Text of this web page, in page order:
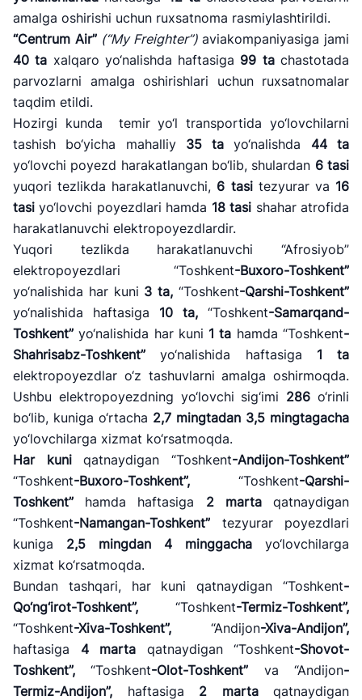
amalga oshirishi uchun ruxsatnoma rasmiylashtirildi.
“Centrum Air” (“My Freighter”) aviakompaniyasiga jami
40 ta xalqaro yo‘nalishda haftasiga 99 tachastotada
parvozlarni amalga oshirishlari uchun ruxsatnomalar
taqdim etildi.
Hozirgi kunda temir yo‘l transportida yo‘lovchilarni
tashish bo‘yicha mahalliy 35 tayo‘nalishda 44
ta
yo‘lovchi poyezd harakatlangan bo‘lib, shulardan 6 tasi
yuqori tezlikda harakatlanuvchi, 6 tasitezyurar va 16
tasi yo‘lovchi poyezdlari hamda 18 tasi shahar atrofida
harakatlanuvchi elektropoyezdlardir.
Yuqori tezlikda harakatlanuvchi “Afrosiyob”
elektropoyezdlari “Toshkent-Buxoro-Toshkent”
yo‘nalishida har kuni 3 ta, “Toshkent-Qarshi-Toshkent”
yo‘nalishida haftasiga 10 ta, “Toshkent-Samarqand-
Toshkent” yo‘nalishida har kuni 1 ta hamda “Toshkent-
Shahrisabz-Toshkent” yo‘nalishida haftasiga 1
ta
elektropoyezdlar o‘z tashuvlarni amalga oshirmoqda.
Ushbu elektropoyezdning yo‘lovchi sig‘imi 286 o‘rinli
bo‘lib, kuniga o‘rtacha 2,7 mingtadan 3,5 mingtagacha
yo‘lovchilarga xizmat ko‘rsatmoqda.
Har kuniqatnaydigan “Toshkent-Andijon-Toshkent”
“Toshkent-Buxoro-Toshkent”, “Toshkent-Qarshi-
Toshkent” hamda haftasiga 2 martaqatnaydigan
“Toshkent-Namangan-Toshkent” tezyurar poyezdlari
kuniga 2,5 mingdan 4 minggacha yo‘lovchilarga
xizmat ko‘rsatmoqda.
Bundan tashqari, har kuni qatnaydigan “Toshkent-
Qo‘ng‘irot-Toshkent”, “Toshkent-Termiz-Toshkent”,
“Toshkent-Xiva-Toshkent”, “Andijon-Xiva-Andijon”,
haftasiga 4 marta qatnaydigan “Toshkent-Shovot-
Toshkent”, “Toshkent-Olot-Toshkent” va “Andijon-
Termiz-Andijon”, haftasiga 2 martaqatnaydigan